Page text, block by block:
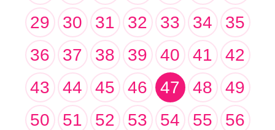
29
30 31 32 33 34
35
36
37 38 39 40 41
42
43
44 45 46 47 48
49
50
51 52 53 54 55
56